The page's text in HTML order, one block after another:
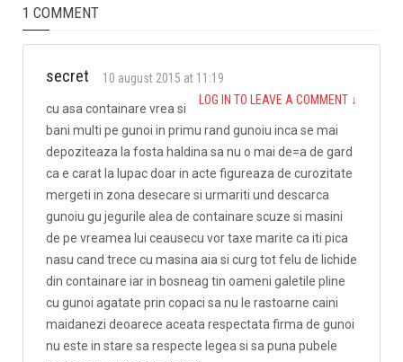
1 COMMENT
secret
10 august 2015 at 11:19
LOG IN TO LEAVE A COMMENT ↓
cu asa containare vrea si
bani multi pe gunoi in primu rand gunoiu inca se mai
depoziteaza la fosta haldina sa nu o mai de=a de gard
ca e carat la lupac doar in acte figureaza de curozitate
mergeti in zona desecare si urmariti und descarca
gunoiu gu jegurile alea de containare scuze si masini
de pe vreamea lui ceausecu vor taxe marite ca iti pica
nasu cand trece cu masina aia si curg tot felu de lichide
din containare iar in bosneag tin oameni galetile pline
cu gunoi agatate prin copaci sa nu le rastoarne caini
maidanezi deoarece aceata respectata firma de gunoi
nu este in stare sa respecte legea si sa puna pubele